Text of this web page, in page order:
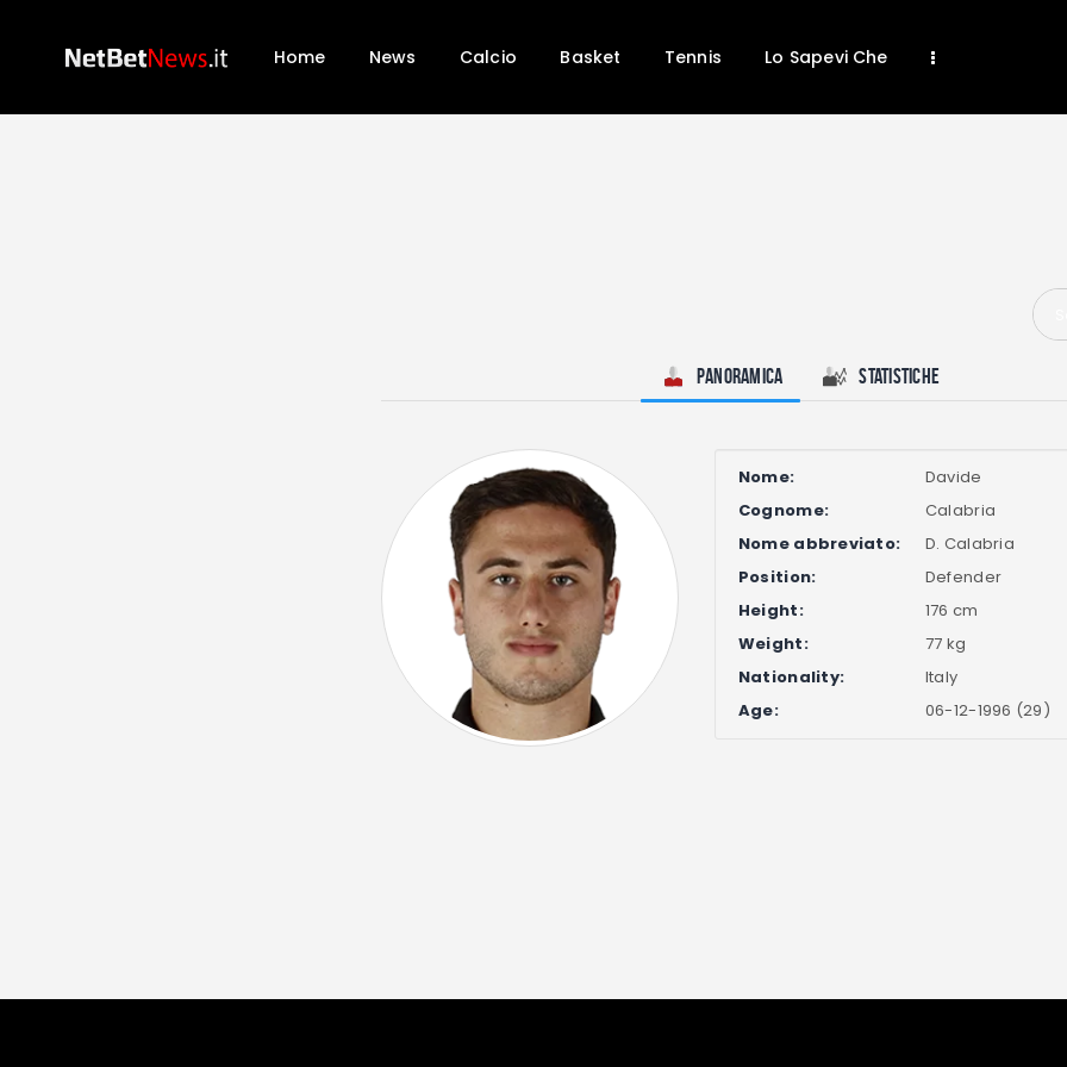
Home News Calcio Basket Tennis Lo Sapevi Che
News
Panoramica Statistiche
Nome:
Davide
Cognome:
Calabria
Nome abbreviato:
D. Calabria
Position:
Defender
Height:
176 cm
Weight:
77 kg
Nationality:
Italy
Age:
06-12-1996 (29)